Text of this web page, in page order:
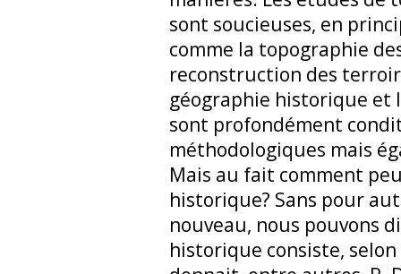
sont soucieuses, en
comme la topographie
reconstruction des
géographie historique et
sont profondément
méthodologiques mais
Mais au fait comment
historique? Sans pour
nouveau, nous pouvons
historique consiste,